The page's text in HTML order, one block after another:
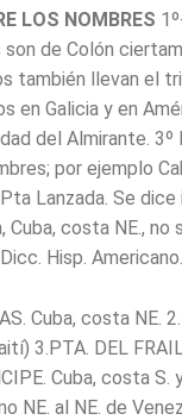
LOS NOMBRES
son de Colón
también llevan el
en Galicia y en
del Almirante. 3º
por ejemplo
Lanzada. Se
costa NE., no
Hisp.
Cuba, costa NE.
3.PTA. DEL
Cuba, costa S.
NE. al NE. de